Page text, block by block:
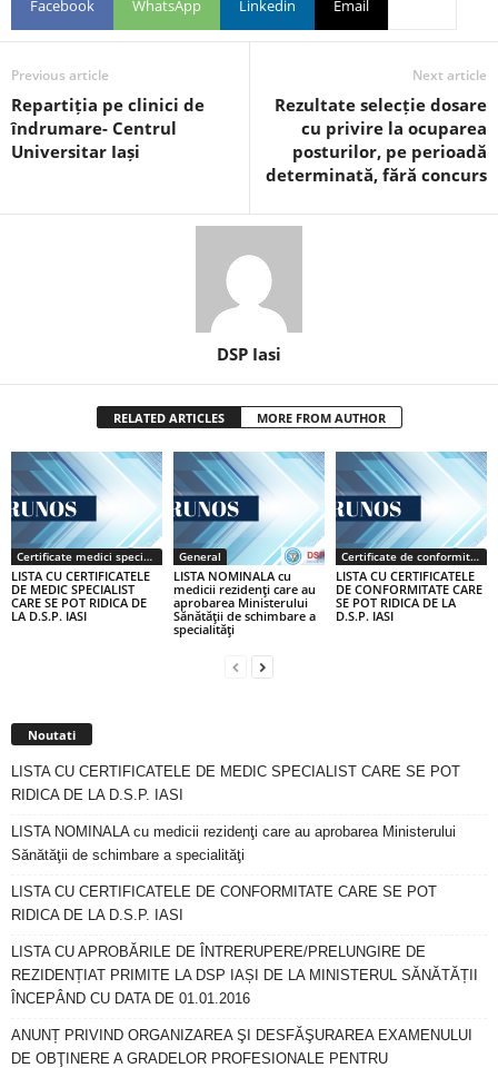
Facebook WhatsApp Linkedin Email
Previous article
Repartiția pe clinici de
îndrumare- Centrul
Universitar Iași
Next article
Rezultate selecție dosare
cu privire la ocuparea
posturilor, pe perioadă
determinată, fără concurs
DSP Iasi
RELATED ARTICLES MORE FROM AUTHOR
Certificate medici specialiști / primari
LISTA CU CERTIFICATELE
DE MEDIC SPECIALIST
CARE SE POT RIDICA DE
LA D.S.P. IASI
General
LISTA NOMINALA cu
medicii rezidenţi care au
aprobarea Ministerului
Sănătăţii de schimbare a
specialităţi
Certificate de conformitate
LISTA CU CERTIFICATELE
DE CONFORMITATE CARE
SE POT RIDICA DE LA
D.S.P. IASI
Noutati
LISTA CU CERTIFICATELE DE MEDIC SPECIALIST CARE SE POT
RIDICA DE LA D.S.P. IASI
LISTA NOMINALA cu medicii rezidenţi care au aprobarea Ministerului
Sănătăţii de schimbare a specialităţi
LISTA CU CERTIFICATELE DE CONFORMITATE CARE SE POT
RIDICA DE LA D.S.P. IASI
LISTA CU APROBĂRILE DE ÎNTRERUPERE/PRELUNGIRE DE
REZIDENȚIAT PRIMITE LA DSP IAȘI DE LA MINISTERUL SĂNĂTĂȚII
ÎNCEPÂND CU DATA DE 01.01.2016
ANUNȚ PRIVIND ORGANIZAREA ŞI DESFĂŞURAREA EXAMENULUI
DE OBŢINERE A GRADELOR PROFESIONALE PENTRU